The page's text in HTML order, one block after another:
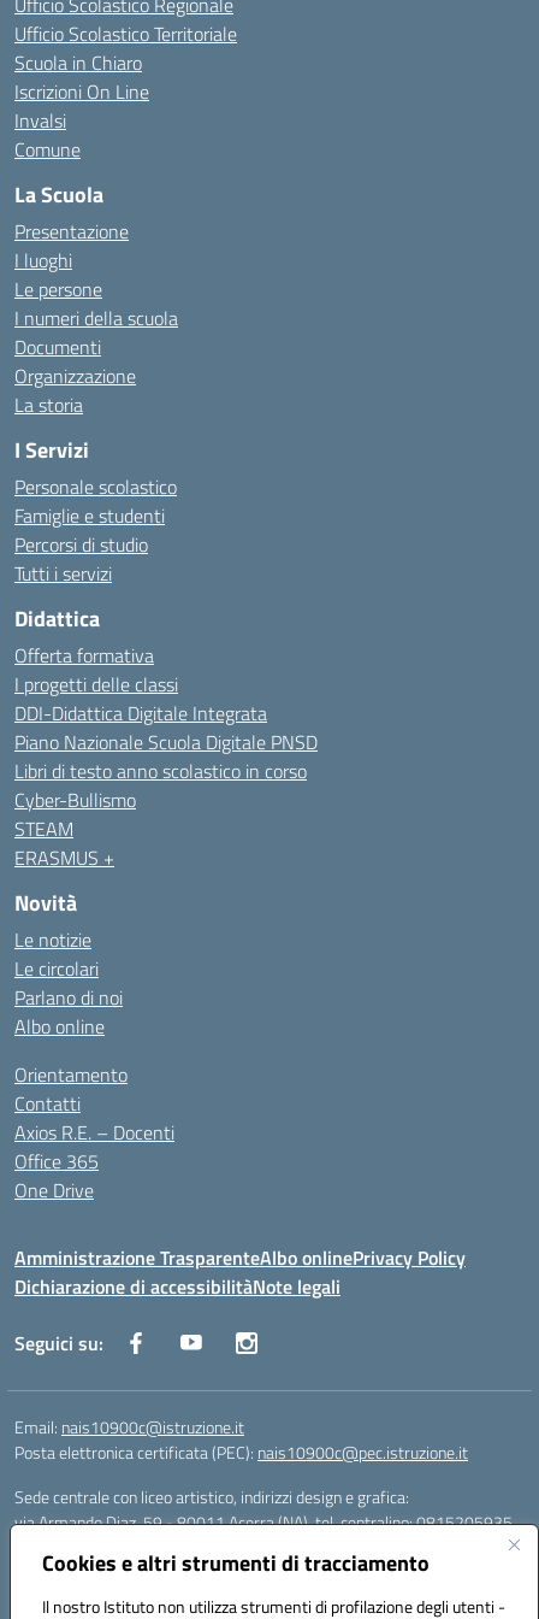
Cookies e altri strumenti di tracciamento
Il nostro Istituto non utilizza strumenti di profilazione degli utenti -
Ufficio Scolastico Territoriale
Scuola in Chiaro
Iscrizioni On Line
Invalsi
Comune
La Scuola
Presentazione
I luoghi
Le persone
I numeri della scuola
Documenti
Organizzazione
La storia
I Servizi
Personale scolastico
Famiglie e studenti
Percorsi di studio
Tutti i servizi
Didattica
Offerta formativa
I progetti delle classi
DDI-Didattica Digitale Integrata
Piano Nazionale Scuola Digitale PNSD
Libri di testo anno scolastico in corso
Cyber-Bullismo
STEAM
ERASMUS +
Novità
Le notizie
Le circolari
Parlano di noi
Albo online
Orientamento
Contatti
Axios R.E. – Docenti
Office 365
One Drive
Amministrazione TrasparenteAlbo onlinePrivacy Policy
Dichiarazione di accessibilitàNote legali
Seguici su:
Email: nais10900c@istruzione.it
Posta elettronica certificata (PEC): nais10900c@pec.istruzione.it
Sede centrale con liceo artistico, indirizzi design e grafica:
via Armando Diaz, 59 - 80011 Acerra (NA), tel. centralino: 0815205935
via T. Campanella, 80011 Acerra (NA), tel/fax: 0818850905
Sede succursale con liceo musicale: